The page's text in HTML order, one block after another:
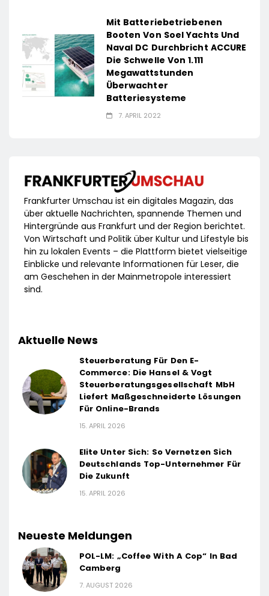
Mit Batteriebetriebenen
Booten Von Soel Yachts Und
Naval DC Durchbricht ACCURE
Die Schwelle Von 1.111
Megawattstunden
Überwachter
Batteriesysteme
7. APRIL 2022
Frankfurter Umschau ist ein digitales Magazin, das
über aktuelle Nachrichten, spannende Themen und
Hintergründe aus Frankfurt und der Region berichtet.
Von Wirtschaft und Politik über Kultur und Lifestyle bis
hin zu lokalen Events – die Plattform bietet vielseitige
Einblicke und relevante Informationen für Leser, die
am Geschehen in der Mainmetropole interessiert
sind.
Aktuelle News
Steuerberatung Für Den E-
Commerce: Die Hansel & Vogt
Steuerberatungsgesellschaft MbH
Liefert Maßgeschneiderte Lösungen
Für Online-Brands
15. APRIL 2026
Elite Unter Sich: So Vernetzen Sich
Deutschlands Top-Unternehmer Für
Die Zukunft
15. APRIL 2026
Neueste Meldungen
POL-LM: „Coffee With A Cop“ In Bad
Camberg
7. AUGUST 2026